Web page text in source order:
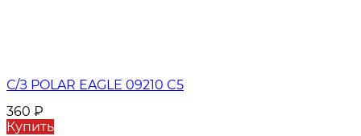
С/З POLAR EAGLE 09210 C5
360 ₽
Купить